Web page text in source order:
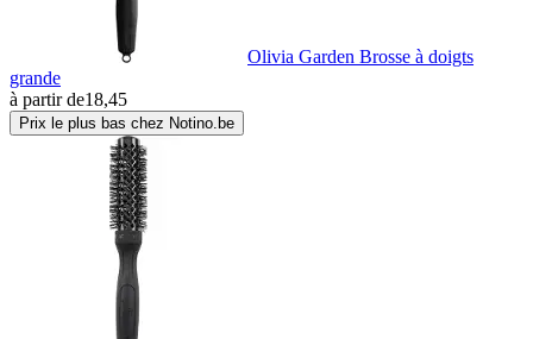
Olivia Garden Brosse à doigts
grande
à partir de18,45
Prix le plus bas chez Notino.be